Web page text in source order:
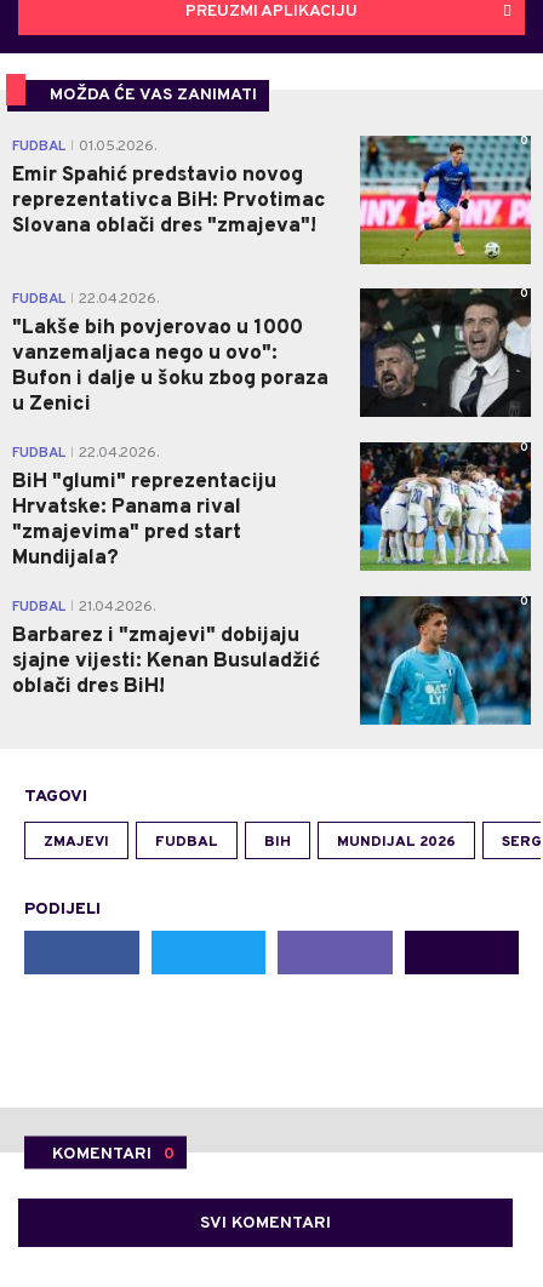
PREUZMI APLIKACIJU
MOŽDA ĆE VAS ZANIMATI
FUDBAL 01.05.2026.
Emir Spahić predstavio novog
reprezentativca BiH: Prvotimac
Slovana oblači dres "zmajeva"!
0
FUDBAL 22.04.2026.
"Lakše bih povjerovao u 1000
vanzemaljaca nego u ovo":
Bufon i dalje u šoku zbog poraza
u Zenici
0
FUDBAL 22.04.2026.
BiH "glumi" reprezentaciju
Hrvatske: Panama rival
"zmajevima" pred start
Mundijala?
0
FUDBAL 21.04.2026.
Barbarez i "zmajevi" dobijaju
sjajne vijesti: Kenan Busuladžić
oblači dres BiH!
0
TAGOVI
ZMAJEVI FUDBAL BIH MUNDIJAL 2026
PODIJELI
KOMENTARI 0
SVI KOMENTARI